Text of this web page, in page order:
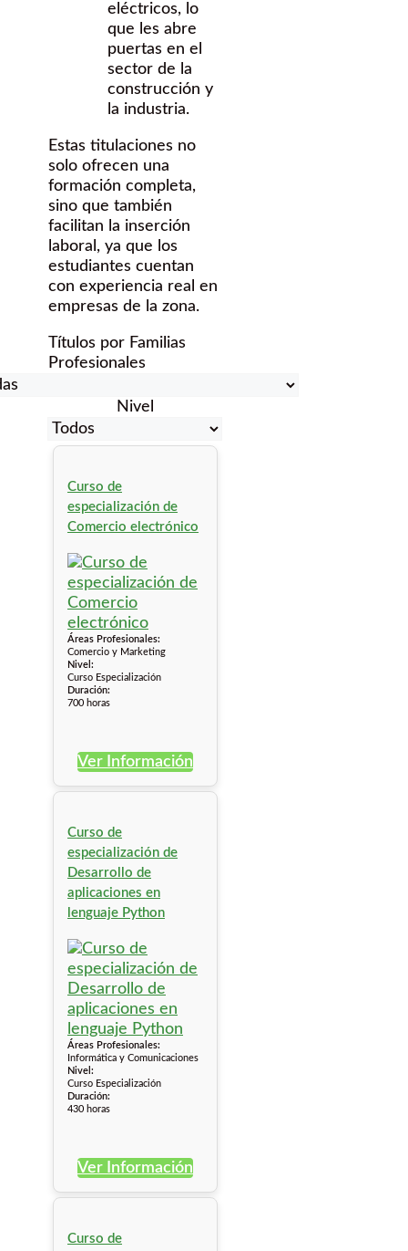
eléctricos, lo
que les abre
puertas en el
sector de la
construcción y
la industria.
Estas titulaciones no
solo ofrecen una
formación completa,
sino que también
facilitan la inserción
laboral, ya que los
estudiantes cuentan
con experiencia real en
empresas de la zona.
Títulos por Familias
Profesionales
Nivel
Curso de
especialización de
Comercio electrónico
Áreas Profesionales:
Comercio y Marketing
Nivel:
Curso Especialización
Duración:
700 horas
Ver Información
Curso de
especialización de
Desarrollo de
aplicaciones en
lenguaje Python
Áreas Profesionales:
Informática y Comunicaciones
Nivel:
Curso Especialización
Duración:
430 horas
Ver Información
Curso de